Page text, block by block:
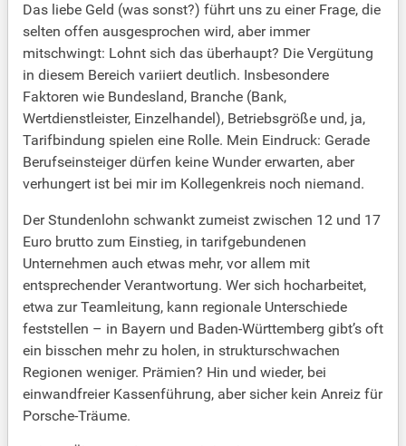
Das liebe Geld (was sonst?) führt uns zu einer Frage, die
selten offen ausgesprochen wird, aber immer
mitschwingt: Lohnt sich das überhaupt? Die Vergütung
in diesem Bereich variiert deutlich. Insbesondere
Faktoren wie Bundesland, Branche (Bank,
Wertdienstleister, Einzelhandel), Betriebsgröße und, ja,
Tarifbindung spielen eine Rolle. Mein Eindruck: Gerade
Berufseinsteiger dürfen keine Wunder erwarten, aber
verhungert ist bei mir im Kollegenkreis noch niemand.
Der Stundenlohn schwankt zumeist zwischen 12 und 17
Euro brutto zum Einstieg, in tarifgebundenen
Unternehmen auch etwas mehr, vor allem mit
entsprechender Verantwortung. Wer sich hocharbeitet,
etwa zur Teamleitung, kann regionale Unterschiede
feststellen – in Bayern und Baden-Württemberg gibt’s oft
ein bisschen mehr zu holen, in strukturschwachen
Regionen weniger. Prämien? Hin und wieder, bei
einwandfreier Kassenführung, aber sicher kein Anreiz für
Porsche-Träume.